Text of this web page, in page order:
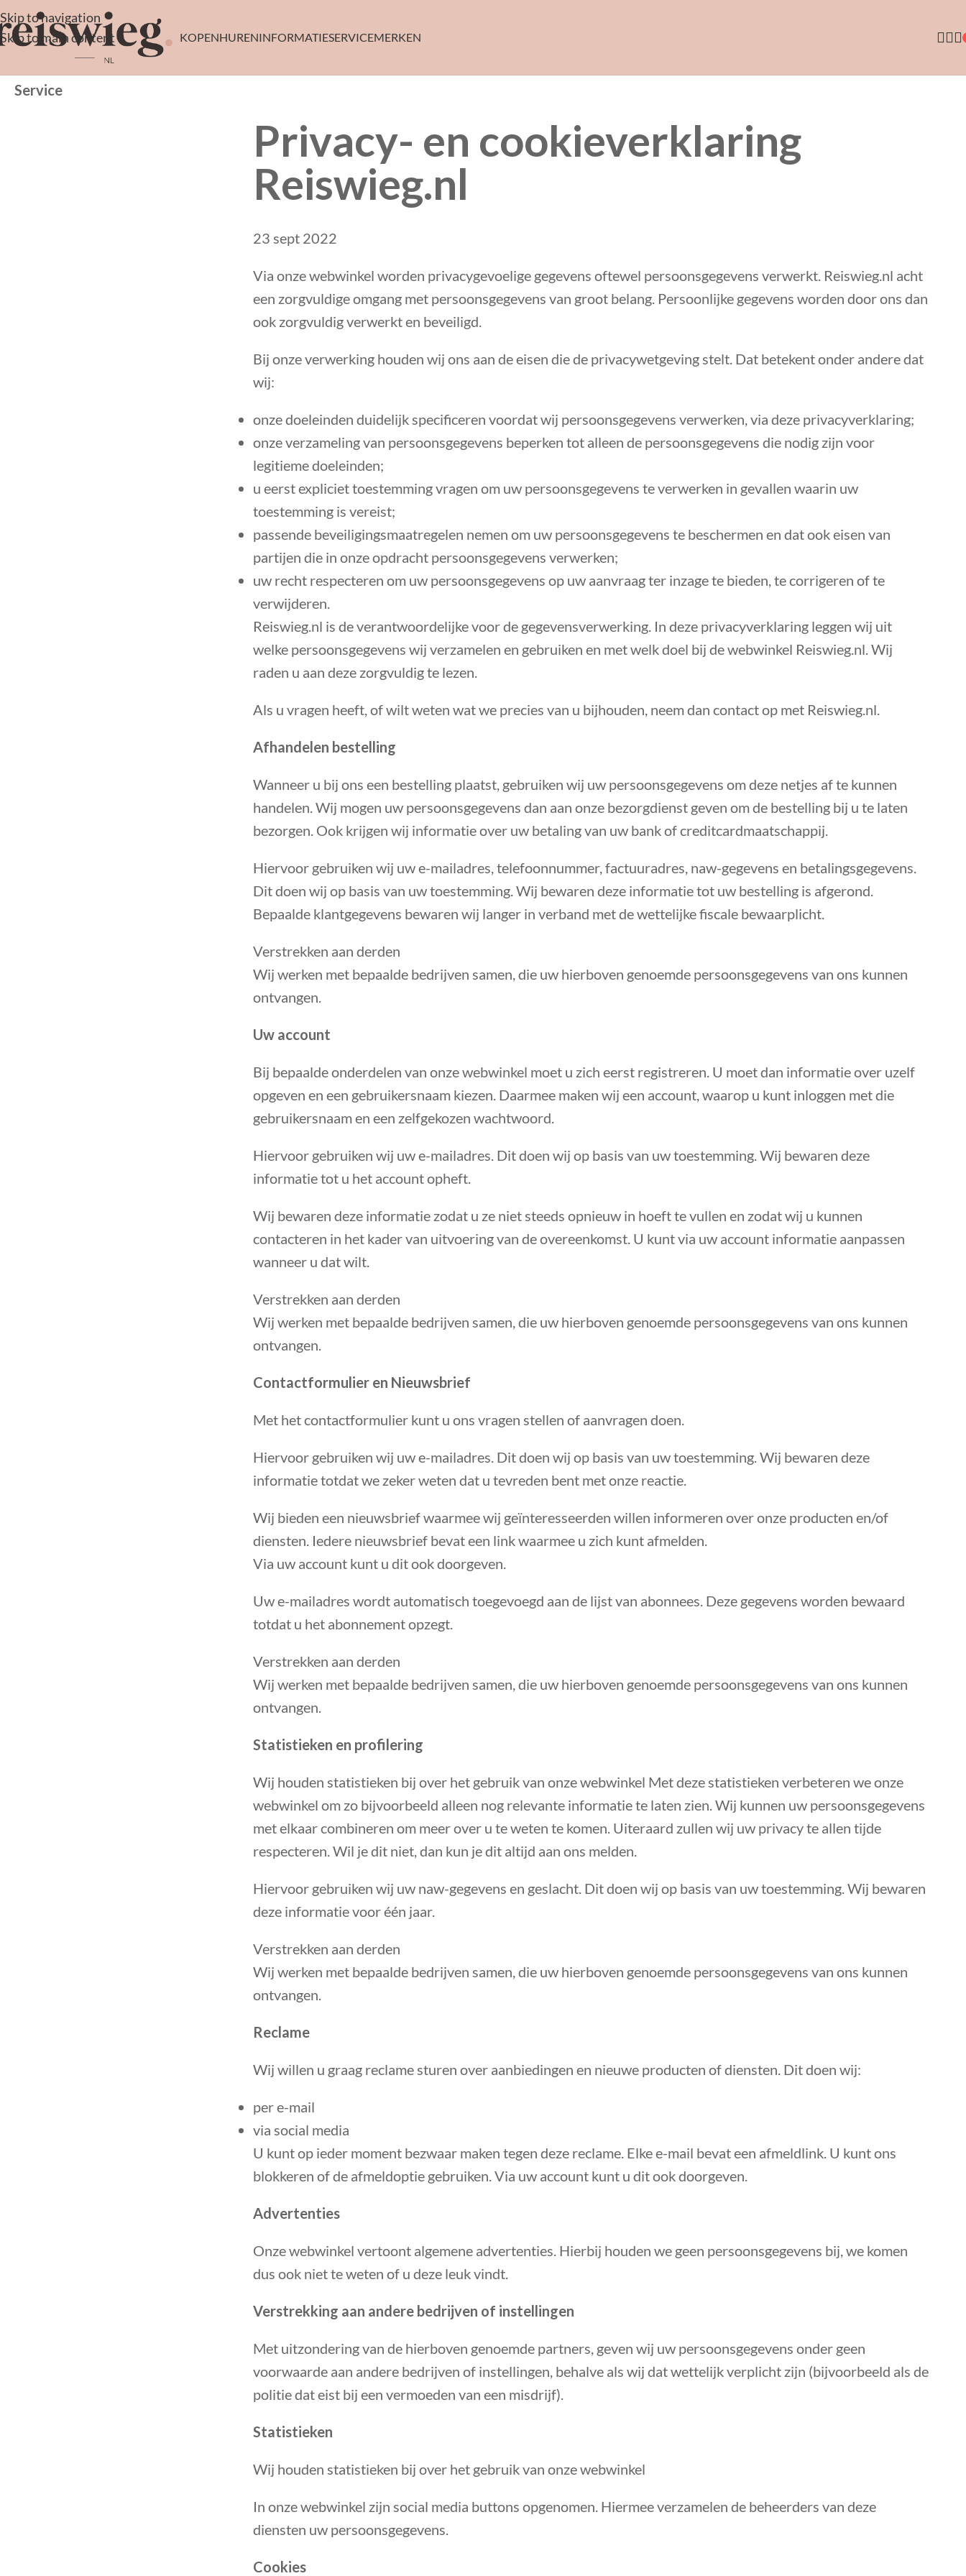
Skip to navigation
Skip to main content
KOPENHURENINFORMATIESERVICEMERKEN
Service
Privacy- en cookieverklaring
Reiswieg.nl
23 sept 2022
Via onze webwinkel worden privacygevoelige gegevens oftewel persoonsgegevens verwerkt. Reiswieg.nl acht
een zorgvuldige omgang met persoonsgegevens van groot belang. Persoonlijke gegevens worden door ons dan
ook zorgvuldig verwerkt en beveiligd.
Bij onze verwerking houden wij ons aan de eisen die de privacywetgeving stelt. Dat betekent onder andere dat
wij:
onze doeleinden duidelijk specificeren voordat wij persoonsgegevens verwerken, via deze privacyverklaring;
onze verzameling van persoonsgegevens beperken tot alleen de persoonsgegevens die nodig zijn voor
legitieme doeleinden;
u eerst expliciet toestemming vragen om uw persoonsgegevens te verwerken in gevallen waarin uw
toestemming is vereist;
passende beveiligingsmaatregelen nemen om uw persoonsgegevens te beschermen en dat ook eisen van
partijen die in onze opdracht persoonsgegevens verwerken;
uw recht respecteren om uw persoonsgegevens op uw aanvraag ter inzage te bieden, te corrigeren of te
verwijderen.
Reiswieg.nl is de verantwoordelijke voor de gegevensverwerking. In deze privacyverklaring leggen wij uit
welke persoonsgegevens wij verzamelen en gebruiken en met welk doel bij de webwinkel Reiswieg.nl. Wij
raden u aan deze zorgvuldig te lezen.
Als u vragen heeft, of wilt weten wat we precies van u bijhouden, neem dan contact op met Reiswieg.nl.
Afhandelen bestelling
Wanneer u bij ons een bestelling plaatst, gebruiken wij uw persoonsgegevens om deze netjes af te kunnen
handelen. Wij mogen uw persoonsgegevens dan aan onze bezorgdienst geven om de bestelling bij u te laten
bezorgen. Ook krijgen wij informatie over uw betaling van uw bank of creditcardmaatschappij.
Hiervoor gebruiken wij uw e-mailadres, telefoonnummer, factuuradres, naw-gegevens en betalingsgegevens.
Dit doen wij op basis van uw toestemming. Wij bewaren deze informatie tot uw bestelling is afgerond.
Bepaalde klantgegevens bewaren wij langer in verband met de wettelijke fiscale bewaarplicht.
Verstrekken aan derden
Wij werken met bepaalde bedrijven samen, die uw hierboven genoemde persoonsgegevens van ons kunnen
ontvangen.
Uw account
Bij bepaalde onderdelen van onze webwinkel moet u zich eerst registreren. U moet dan informatie over uzelf
opgeven en een gebruikersnaam kiezen. Daarmee maken wij een account, waarop u kunt inloggen met die
gebruikersnaam en een zelfgekozen wachtwoord.
Hiervoor gebruiken wij uw e-mailadres. Dit doen wij op basis van uw toestemming. Wij bewaren deze
informatie tot u het account opheft.
Wij bewaren deze informatie zodat u ze niet steeds opnieuw in hoeft te vullen en zodat wij u kunnen
contacteren in het kader van uitvoering van de overeenkomst. U kunt via uw account informatie aanpassen
wanneer u dat wilt.
Verstrekken aan derden
Wij werken met bepaalde bedrijven samen, die uw hierboven genoemde persoonsgegevens van ons kunnen
ontvangen.
Contactformulier en Nieuwsbrief
Met het contactformulier kunt u ons vragen stellen of aanvragen doen.
Hiervoor gebruiken wij uw e-mailadres. Dit doen wij op basis van uw toestemming. Wij bewaren deze
informatie totdat we zeker weten dat u tevreden bent met onze reactie.
Wij bieden een nieuwsbrief waarmee wij geïnteresseerden willen informeren over onze producten en/of
diensten. Iedere nieuwsbrief bevat een link waarmee u zich kunt afmelden.
Via uw account kunt u dit ook doorgeven.
Uw e-mailadres wordt automatisch toegevoegd aan de lijst van abonnees. Deze gegevens worden bewaard
totdat u het abonnement opzegt.
Verstrekken aan derden
Wij werken met bepaalde bedrijven samen, die uw hierboven genoemde persoonsgegevens van ons kunnen
ontvangen.
Statistieken en profilering
Wij houden statistieken bij over het gebruik van onze webwinkel Met deze statistieken verbeteren we onze
webwinkel om zo bijvoorbeeld alleen nog relevante informatie te laten zien. Wij kunnen uw persoonsgegevens
met elkaar combineren om meer over u te weten te komen. Uiteraard zullen wij uw privacy te allen tijde
respecteren. Wil je dit niet, dan kun je dit altijd aan ons melden.
Hiervoor gebruiken wij uw naw-gegevens en geslacht. Dit doen wij op basis van uw toestemming. Wij bewaren
deze informatie voor één jaar.
Verstrekken aan derden
Wij werken met bepaalde bedrijven samen, die uw hierboven genoemde persoonsgegevens van ons kunnen
ontvangen.
Reclame
Wij willen u graag reclame sturen over aanbiedingen en nieuwe producten of diensten. Dit doen wij:
per e-mail
via social media
U kunt op ieder moment bezwaar maken tegen deze reclame. Elke e-mail bevat een afmeldlink. U kunt ons
blokkeren of de afmeldoptie gebruiken. Via uw account kunt u dit ook doorgeven.
Advertenties
Onze webwinkel vertoont algemene advertenties. Hierbij houden we geen persoonsgegevens bij, we komen
dus ook niet te weten of u deze leuk vindt.
Verstrekking aan andere bedrijven of instellingen
Met uitzondering van de hierboven genoemde partners, geven wij uw persoonsgegevens onder geen
voorwaarde aan andere bedrijven of instellingen, behalve als wij dat wettelijk verplicht zijn (bijvoorbeeld als de
politie dat eist bij een vermoeden van een misdrijf).
Statistieken
Wij houden statistieken bij over het gebruik van onze webwinkel
In onze webwinkel zijn social media buttons opgenomen. Hiermee verzamelen de beheerders van deze
diensten uw persoonsgegevens.
Cookies